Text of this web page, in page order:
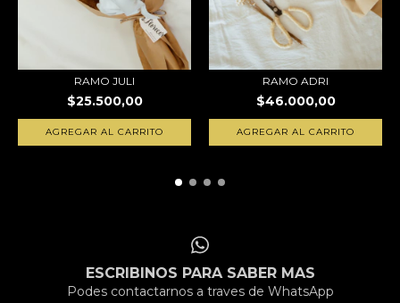
RAMO JULI
$25.500,00
RAMO ADRI
$46.000,00
AGREGAR AL CARRITO
ESCRIBINOS PARA SABER MAS
Podes contactarnos a traves de WhatsApp